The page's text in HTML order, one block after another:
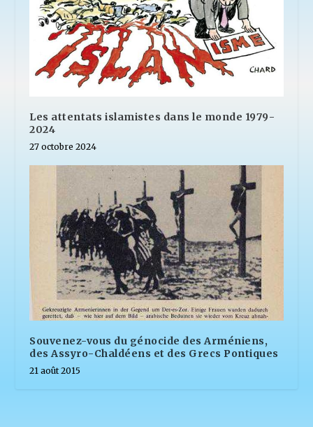
Les attentats islamistes dans le monde 1979-
2024
27 octobre 2024
Souvenez-vous du génocide des Arméniens,
des Assyro-Chaldéens et des Grecs Pontiques
21 août 2015